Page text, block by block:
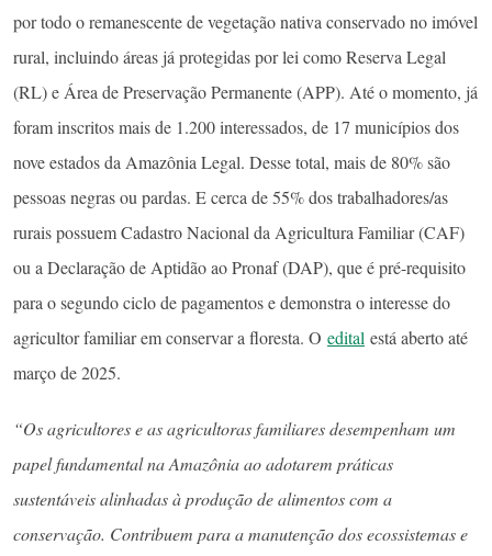
por todo o remanescente de vegetação nativa conservado no imóvel
rural, incluindo áreas já protegidas por lei como Reserva Legal
(RL) e Área de Preservação Permanente (APP). Até o momento, já
foram inscritos mais de 1.200 interessados, de 17 municípios dos
nove estados da Amazônia Legal. Desse total, mais de 80% são
pessoas negras ou pardas. E cerca de 55% dos trabalhadores/as
rurais possuem Cadastro Nacional da Agricultura Familiar (CAF)
ou a Declaração de Aptidão ao Pronaf (DAP), que é pré-requisito
para o segundo ciclo de pagamentos e demonstra o interesse do
agricultor familiar em conservar a floresta. O edital está aberto até
março de 2025.
“Os agricultores e as agricultoras familiares desempenham um
papel fundamental na Amazônia ao adotarem práticas
sustentáveis alinhadas à produção de alimentos com a
conservação. Contribuem para a manutenção dos ecossistemas e